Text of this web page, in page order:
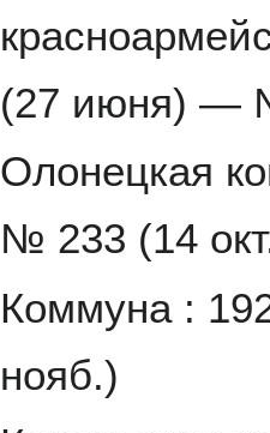
(27 июня) —
Олонецкая
№ 233 (14
Коммуна :
нояб.)